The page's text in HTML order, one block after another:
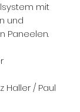
mit
und
Paneelen.
Haller / Paul